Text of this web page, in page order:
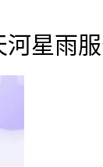
河星雨